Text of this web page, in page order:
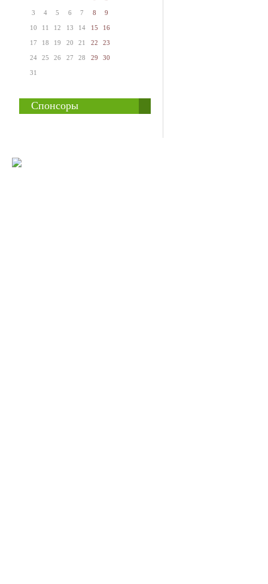
3 4 5 6 7 8 9
10 11 12 13 14 15 16
17 18 19 20 21 22 23
24 25 26 27 28 29 30
31
Спонсоры